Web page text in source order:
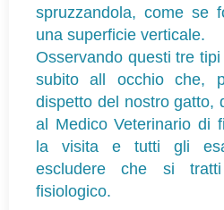
spruzzandola, come se
una superficie verticale.
Osservando questi tre
subito all occhio che,
dispetto del nostro gatto,
al Medico Veterinario di
la visita e tutti gli
escludere che si
fisiologico.